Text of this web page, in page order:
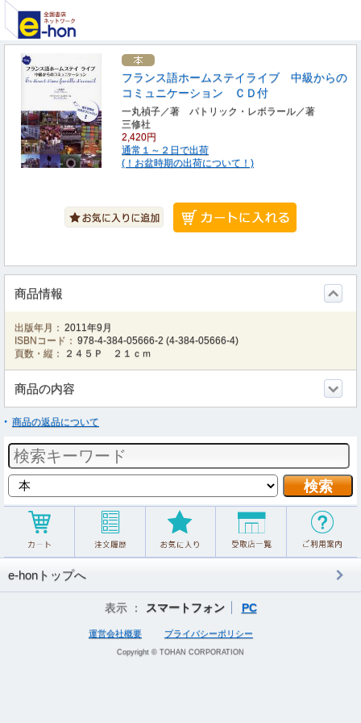
フランス語ホームステイライブ 中級からの
コミュニケーション ＣＤ付
一丸禎子／著 パトリック・レボラール／著
三修社
2,420円
通常１～２日で出荷
(！お盆時期の出荷について！)
商品情報
出版年月： 2011年9月
ISBNコード： 978-4-384-05666-2 (4-384-05666-4)
頁数・縦：
２４５Ｐ ２１ｃｍ
商品の内容
商品の返品について
e-honトップへ
表示 ： スマートフォン PC
運営会社概要 プライバシーポリシー
Copyright © TOHAN CORPORATION